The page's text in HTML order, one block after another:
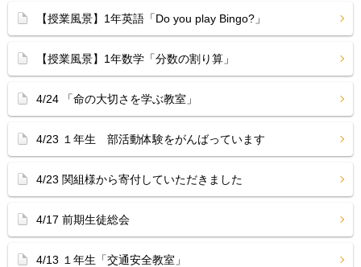
【授業風景】1年英語「Do you play Bingo?」
【授業風景】1年数学「分数の割り算」
4/24 「命の大切さを学ぶ教室」
4/23 １年生 部活動体験をがんばっています
4/23 関組様から寄付していただきました
4/17 前期生徒総会
4/13 １年生「交通安全教室」